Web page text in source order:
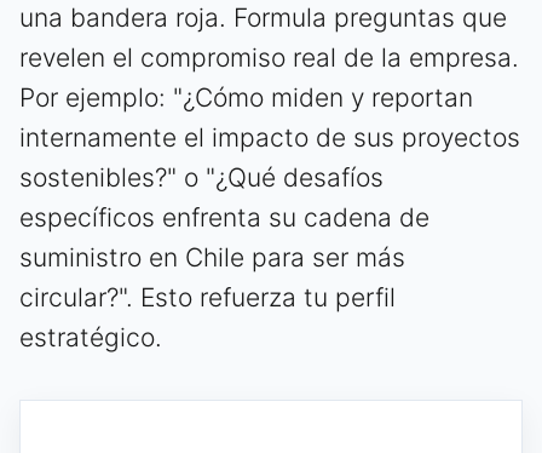
una bandera roja. Formula preguntas que
revelen el compromiso real de la empresa.
Por ejemplo: "¿Cómo miden y reportan
internamente el impacto de sus proyectos
sostenibles?" o "¿Qué desafíos
específicos enfrenta su cadena de
suministro en Chile para ser más
circular?". Esto refuerza tu perfil
estratégico.